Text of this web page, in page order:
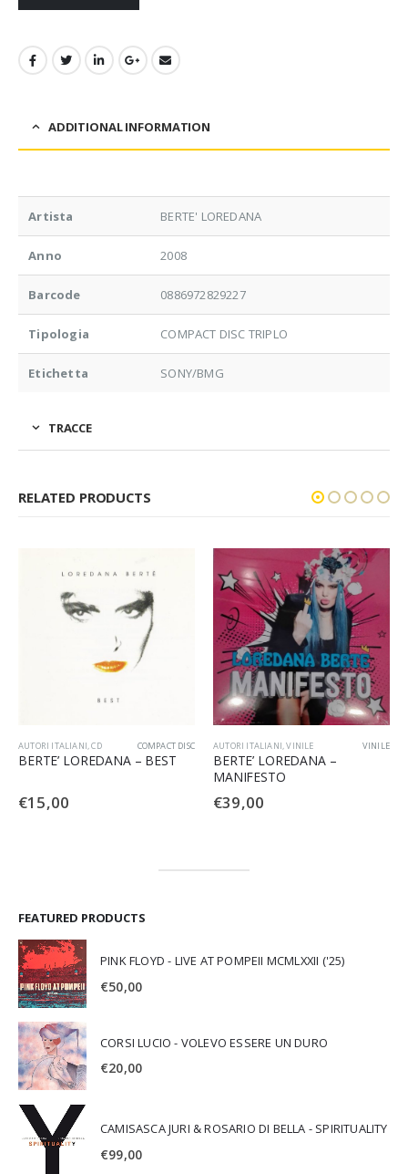
ADDITIONAL INFORMATION
Artista BERTE' LOREDANA
Anno 2008
Barcode 0886972829227
Tipologia COMPACT DISC TRIPLO
Etichetta SONY/BMG
TRACCE
RELATED PRODUCTS
COMPACT DISC
AUTORI ITALIANI,CD
BERTE’ LOREDANA – BEST
€15,00
VINILE
AUTORI ITALIANI,VINILE
BERTE’ LOREDANA –
MANIFESTO
€39,00
FEATURED PRODUCTS
PINK FLOYD - LIVE AT POMPEII MCMLXXII ('25)
€50,00
CORSI LUCIO - VOLEVO ESSERE UN DURO
€20,00
CAMISASCA JURI & ROSARIO DI BELLA - SPIRITUALITY
€99,00